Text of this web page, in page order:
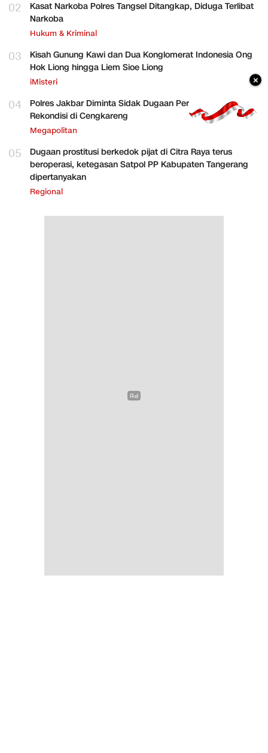
02
Kasat Narkoba Polres Tangsel Ditangkap, Diduga Terlibat
Narkoba
Hukum & Kriminal
03
Kisah Gunung Kawi dan Dua Konglomerat Indonesia Ong
Hok Liong hingga Liem Sioe Liong
iMisteri
04
Polres Jakbar Diminta Sidak Dugaan Perakitan HP
Rekondisi di Cengkareng
Megapolitan
05
Dugaan prostitusi berkedok pijat di Citra Raya terus
beroperasi, ketegasan Satpol PP Kabupaten Tangerang
dipertanyakan
Regional
×